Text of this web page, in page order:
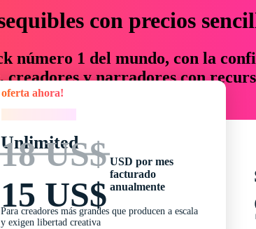
con precios
número 1 del mundo, con la
y narradores con
% en tiempo y presupuesto.
ahora!
Unlimited
18 US$
15 US$
USD por mes
facturado
anualmente
Para creadores más grandes que producen a escala
y exigen libertad creativa